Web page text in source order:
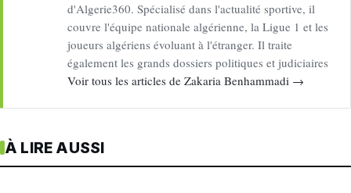
d'Algerie360. Spécialisé dans l'actualité sportive, il
couvre l'équipe nationale algérienne, la Ligue 1 et les
joueurs algériens évoluant à l'étranger. Il traite
également les grands dossiers politiques et judiciaires
Voir tous les articles de Zakaria Benhammadi →
À LIRE AUSSI